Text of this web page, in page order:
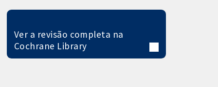
Ver a revisão completa na
Cochrane Library